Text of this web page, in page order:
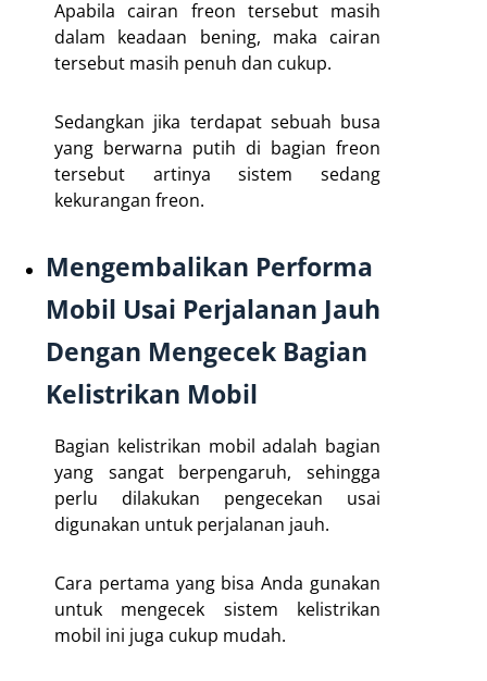
Apabila cairan freon tersebut masih
dalam keadaan bening, maka cairan
tersebut masih penuh dan cukup.
Sedangkan jika terdapat sebuah busa
yang berwarna putih di bagian freon
tersebut artinya sistem sedang
kekurangan freon.
Mengembalikan Performa
Mobil Usai Perjalanan Jauh
Dengan Mengecek Bagian
Kelistrikan Mobil
Bagian kelistrikan mobil adalah bagian
yang sangat berpengaruh, sehingga
perlu dilakukan pengecekan usai
digunakan untuk perjalanan jauh.
Cara pertama yang bisa Anda gunakan
untuk mengecek sistem kelistrikan
mobil ini juga cukup mudah.